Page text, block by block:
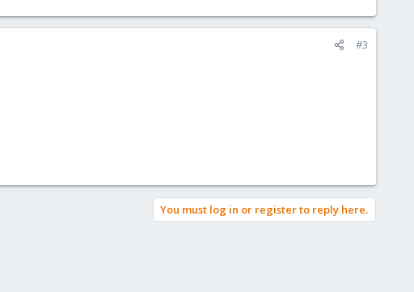
#3
You must log in or register to reply here.